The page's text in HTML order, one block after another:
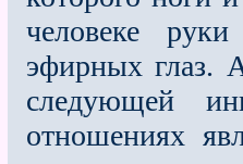
человеке
эфирных глаз.
следующей
отношениях